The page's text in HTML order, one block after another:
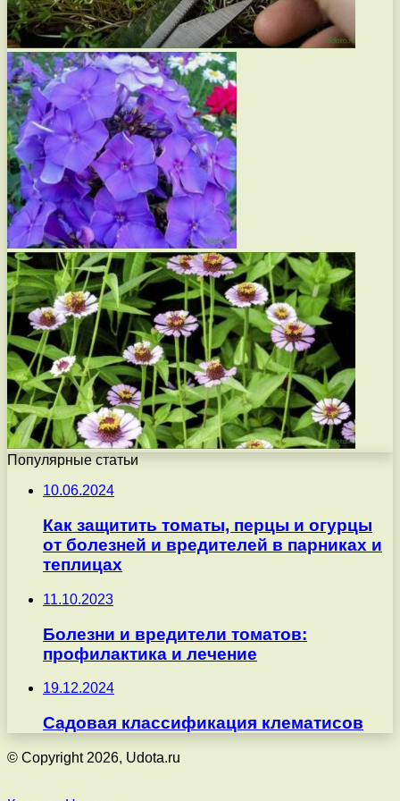
Популярные статьи
10.06.2024
Как защитить томаты, перцы и огурцы
от болезней и вредителей в парниках и
теплицах
11.10.2023
Болезни и вредители томатов:
профилактика и лечение
19.12.2024
Садовая классификация клематисов
© Copyright 2026, Udota.ru